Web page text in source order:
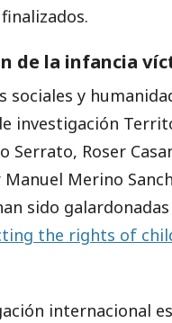
de la infancia
sociales y
investigación
Serrato, Roser
Merino
sido
the rights of
internacional